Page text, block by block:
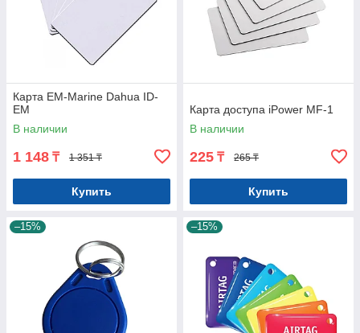
Карта EM-Marine Dahua ID-
EM
В наличии
1 148 ₸ 1 351 ₸
Купить
Карта доступа iPower MF-1
В наличии
225 ₸ 265 ₸
Купить
–15% –15%